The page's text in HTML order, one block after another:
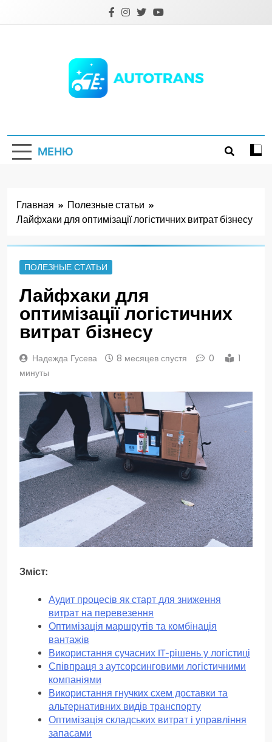
МЕНЮ
Главная
Полезные статьи
Лайфхаки для оптимізації логістичних витрат бізнесу
ПОЛЕЗНЫЕ СТАТЬИ
Лайфхаки для
оптимізації логістичних
витрат бізнесу
Надежда Гусева 8 месяцев спустя 0
1
минуты
Зміст:
Аудит процесів як старт для зниження
витрат на перевезення
Оптимізація маршрутів та комбінація
вантажів
Використання сучасних IT-рішень у логістиці
Співпраця з аутсорсинговими логістичними
компаніями
Використання гнучких схем доставки та
альтернативних видів транспорту
Оптимізація складських витрат і управління
запасами